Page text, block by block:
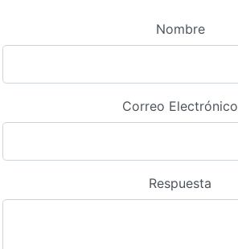
Nombre
Correo Electrónico
Respuesta